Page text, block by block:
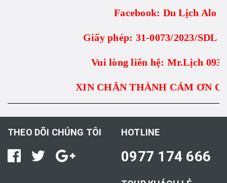
Facebook: Du Lịch Alo
Giấy phép: 31-0073/2023/SDL
Vui lòng liên hệ: Mr.Lịch
XIN CHÂN THÀNH CÁM ƠN
THEO DÕI CHÚNG TÔI HOTLINE
0977 174 666